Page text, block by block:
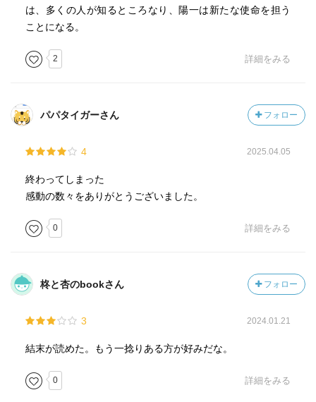
は、多くの人が知るところなり、陽一は新たな使命を担う
ことになる。
2 詳細をみる
パパタイガーさん フォロー
4 2025.04.05
終わってしまった
感動の数々をありがとうございました。
0 詳細をみる
柊と杏のbookさん フォロー
3 2024.01.21
結末が読めた。もう一捻りある方が好みだな。
0 詳細をみる